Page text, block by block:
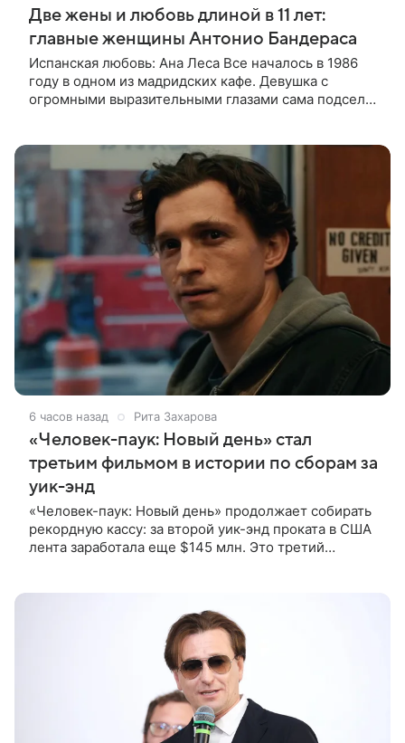
Две жены и любовь длиной в 11 лет:
главные женщины Антонио Бандераса
Испанская любовь: Ана Леса Все началось в 1986
году в одном из мадридских кафе. Девушка с
огромными выразительными глазами сама подсела
6 часов назад Рита Захарова
«Человек-паук: Новый день» стал
третьим фильмом в истории по сборам за
уик-энд
«Человек-паук: Новый день» продолжает собирать
рекордную кассу: за второй уик-энд проката в США
лента заработала еще $145 млн. Это третий